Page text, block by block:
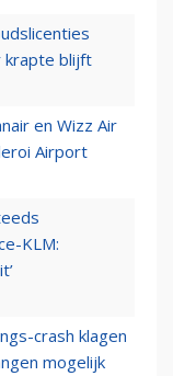
krapte blijft
en Wizz Air
Airport
KLM:
crash klagen
mogelijk